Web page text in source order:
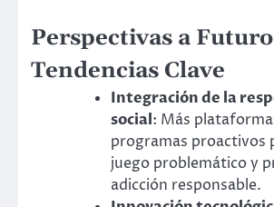
Perspectivas a
Tendencias Clave
Integración de la
social: Más
programas proactivos
juego problemático y
adicción responsable.